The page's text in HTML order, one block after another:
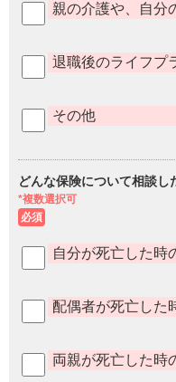
親の介護や、自分
退職後のライフプ
その他
どんな保険について相談し
*複数選択可
必須
自分が死亡した時
配偶者が死亡した
両親が死亡した時